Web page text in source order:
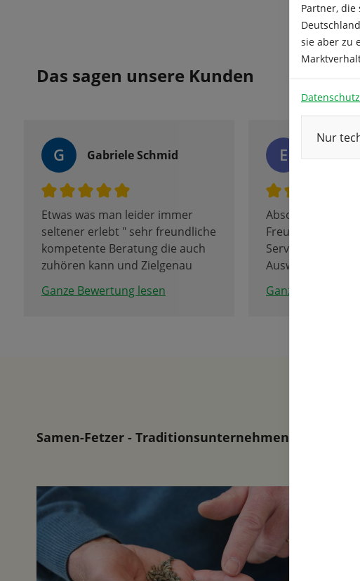
Das sagen unsere Kunden
G Gabriele Schmid
Etwas was man leider immer
seltener erlebt " sehr freundliche
kompetente Beratung die auch
zuhören kann und Zielgenau
berät und das in allen Sparten.
Tolle Firma mit erstklassigen
Ganze Bewertung lesen
E
Absolut
Freundlicher und
Service, tolle
Auswahl! Wir
Ganze Bewertung
Samen-Fetzer - Traditionsunternehmen in der 6.
Partner, die
sie aber zu
Datenschutz
Nur